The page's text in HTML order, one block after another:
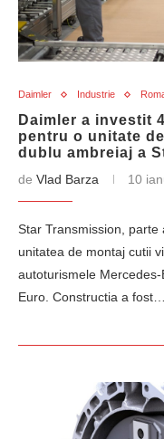
Daimler Industrie
Daimler a investit
pentru o unitate
dublu ambreiaj a
de Vlad Barza 10
Star Transmission,
unitatea de montaj cutii
autoturismele
Euro. Constructia a fost…